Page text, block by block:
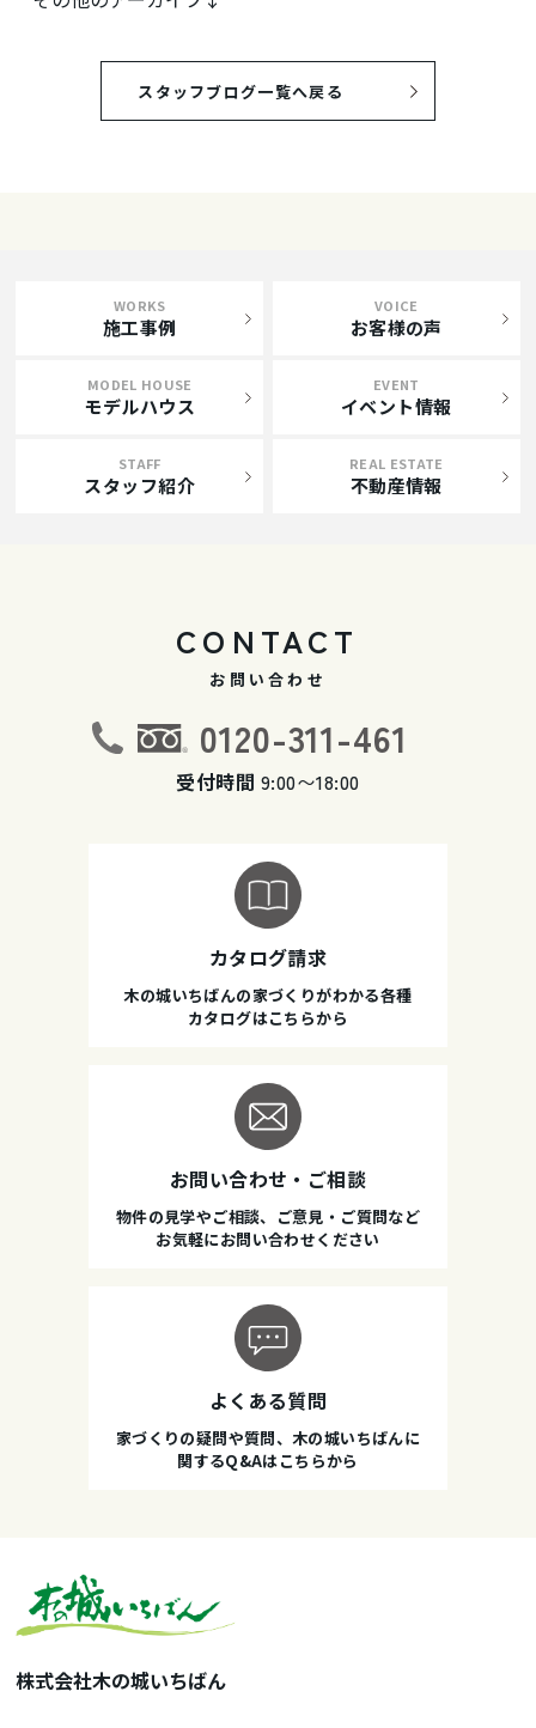
スタッフブログ一覧へ戻る
WORKS
施工事例
VOICE
お客様の声
MODEL HOUSE
モデルハウス
EVENT
イベント情報
STAFF
スタッフ紹介
REAL ESTATE
不動産情報
CONTACT
お問い合わせ
0120-311-461
受付時間 9:00〜18:00
カタログ請求
木の城いちばんの家づくりがわかる各種
カタログはこちらから
お問い合わせ・ご相談
物件の見学やご相談、ご意見・ご質問など
お気軽にお問い合わせください
よくある質問
家づくりの疑問や質問、木の城いちばんに
関するQ&Aはこちらから
株式会社木の城いちばん